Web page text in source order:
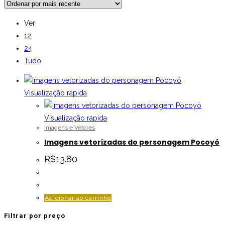
Ver:
12
24
Tudo
Visualização rápida
Visualização rápida
Imagens e Vetores
Imagens vetorizadas do personagem Pocoyó
R$13.80
Adicionar ao carrinho
Filtrar por preço